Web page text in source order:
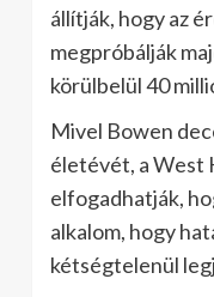
állítják, hogy az
megpróbálják
körülbelül 40
Mivel Bowen
életévét, a West
elfogadhatják,
alkalom, hogy
kétségtelenül